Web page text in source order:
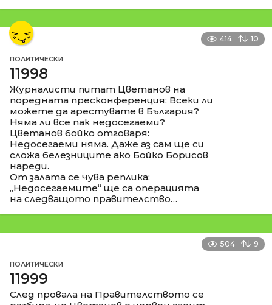
414 10
ПОЛИТИЧЕСКИ
11998
Журналисти питат Цветанов на
поредната пресконференция: Всеки ли
можете да арестувате в България?
Няма ли все пак недосегаеми?
Цветанов бойко отговаря:
Недосегаеми няма. Даже аз сам ще си
сложа белезниците ако Бойко Борисов
нареди.
От залата се чува реплика:
„Недосегаемите“ ще са операцията
на следващото правителство…
504 9
ПОЛИТИЧЕСКИ
11999
След провала на Правителството се